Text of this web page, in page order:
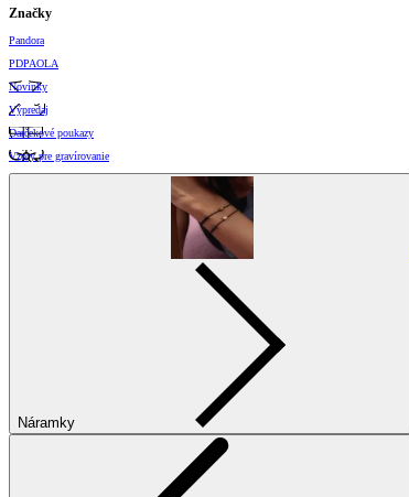
Značky
Pandora
PDPAOLA
Novinky
Výpredaj
Darčekové poukazy
Vzory pre gravírovanie
Náramky